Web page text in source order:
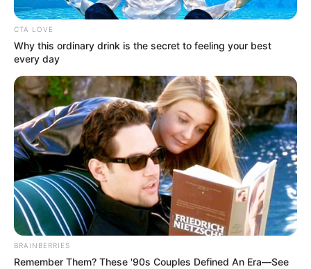
CTA LOVE
Why this ordinary drink is the secret to feeling your best
every day
BRAINBERRIES
Remember Them? These '90s Couples Defined An Era—See